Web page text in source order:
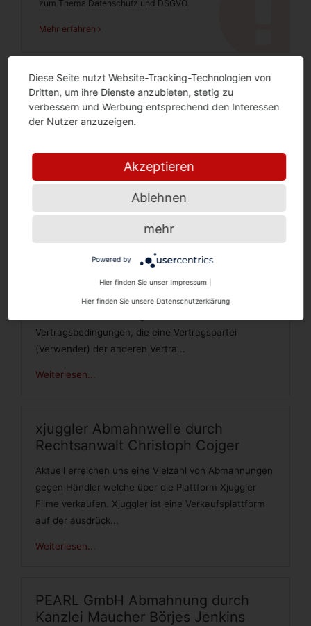
zum Thema Datenschutz und DSGVO.
Mehr erfahren
Webseite durchsuchen
Suche
Suche
Inhaltskontrolle
auslegungsbedürftiger Klauseln
(verbraucherfeindlichste Auslegung)
Allgemeine Geschäftsbedingungen (AGB) sind alle für
Vertragsbedingungen, die eine Vertragspartei
(Verwender) der anderen Vertra...
Weiterlesen...
xjuggler Abmahnwelle durch
Rechtsanwalt Christoph Cojger
Aktuell erreichen uns eine Vielzahl von Abmahnungen
gegen Händler welche über die Plattform Xjuggler
Filme verkaufen. Xjuggler ist eine Verkaufsplattform
auf der ausdrück...
Weiterlesen...
PEARL GmbH Abmahnung durch
Kanzlei Maucher Börjes Jenkins
Diese Seite nutzt Website-Tracking-Technologien von
Dritten, um ihre Dienste anzubieten, stetig zu
verbessern und Werbung entsprechend den Interessen
der Nutzer anzuzeigen.
Akzeptieren
Ablehnen
mehr
Powered by
Hier finden Sie unser Impressum
Hier finden Sie unsere Datenschutzerklärung